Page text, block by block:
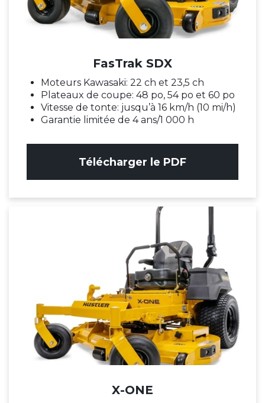
FasTrak SDX
Moteurs Kawasaki: 22 ch et 23,5 ch
Plateaux de coupe: 48 po, 54 po et 60 po
Vitesse de tonte: jusqu’à 16 km/h (10 mi/h)
Garantie limitée de 4 ans/1 000 h
Télécharger le PDF
X-ONE